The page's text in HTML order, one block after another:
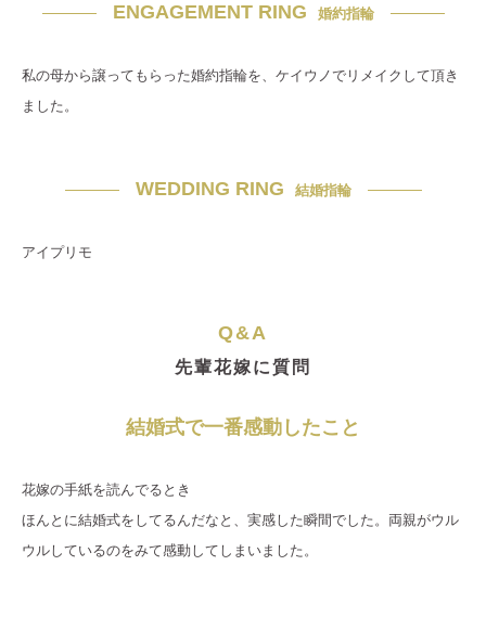
ENGAGEMENT RING 婚約指輪
私の母から譲ってもらった婚約指輪を、ケイウノでリメイクして頂き
ました。
WEDDING RING 結婚指輪
アイプリモ
Q&A
先輩花嫁に質問
結婚式で一番感動したこと
花嫁の手紙を読んでるとき
ほんとに結婚式をしてるんだなと、実感した瞬間でした。両親がウル
ウルしているのをみて感動してしまいました。